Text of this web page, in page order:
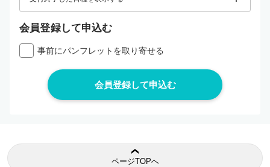
会員登録して申込む
事前にパンフレットを取り寄せる
ページTOPへ